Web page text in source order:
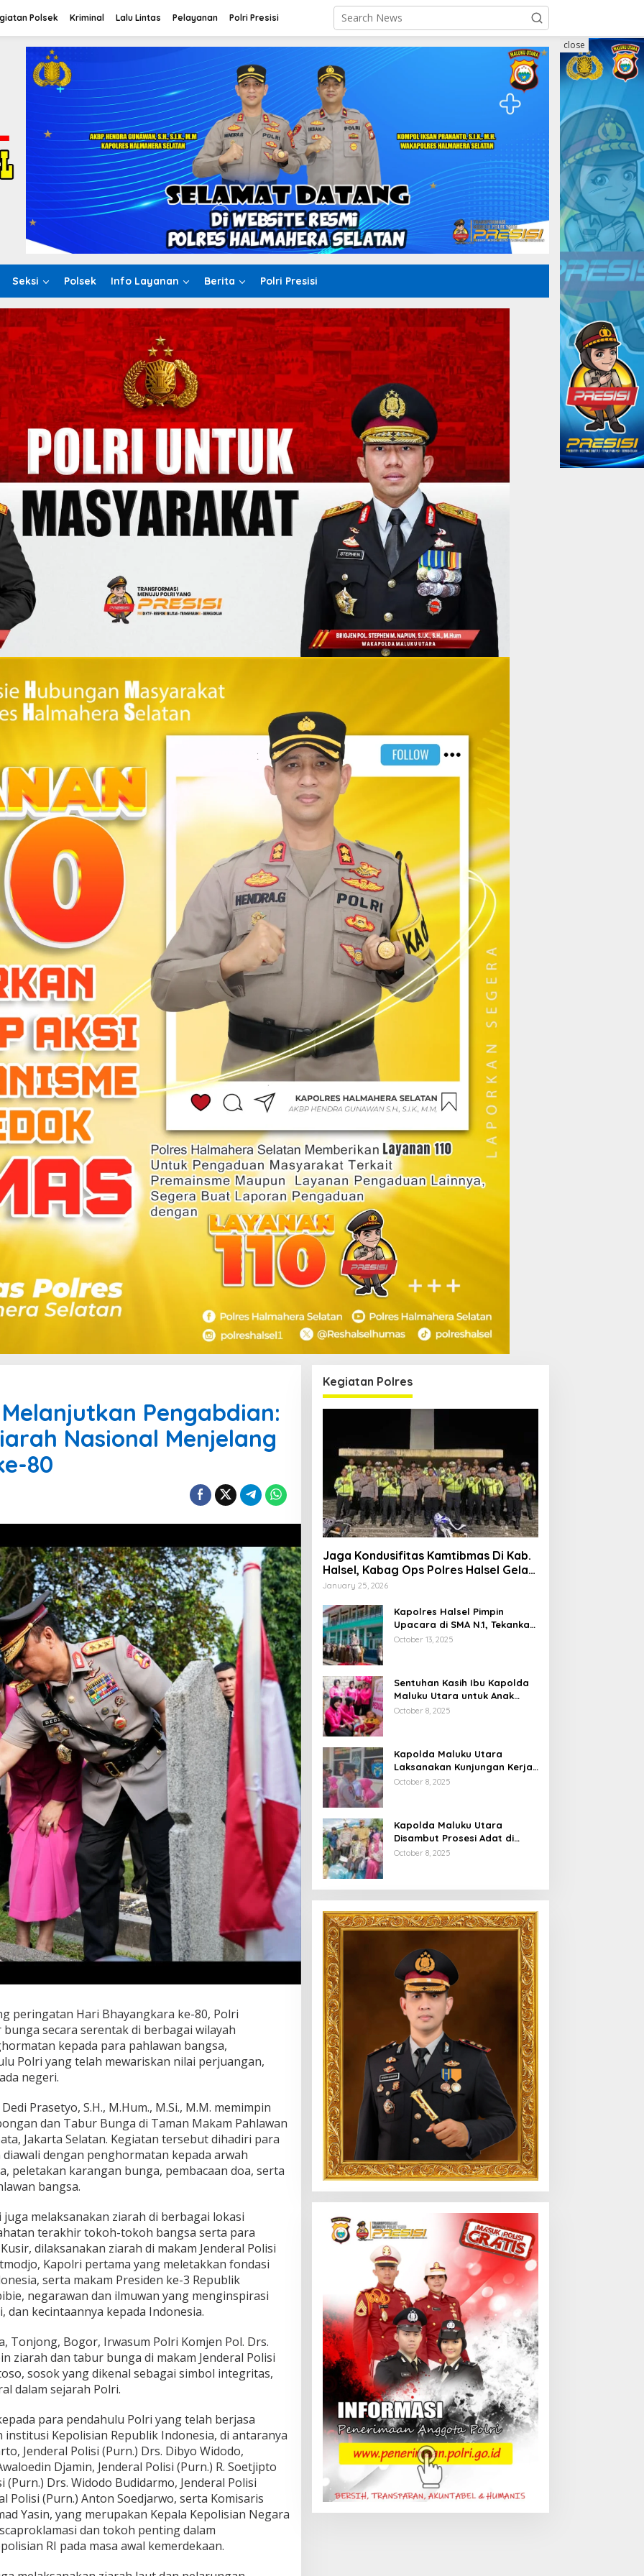
Polsek Kriminal Lalu Lintas Pelayanan Polri Presisi
Seksi Polsek Info Layanan Berita Polri Presisi
close
Pengabdian:
Nasional Menjelang
80
peringatan Hari Bhayangkara ke-80, Polri
secara serentak di berbagai wilayah
kepada para pahlawan bangsa,
Polri yang telah mewariskan nilai perjuangan,
negeri.
Prasetyo, S.H., M.Hum., M.Si., M.M. memimpin
dan Tabur Bunga di Taman Makam Pahlawan
Jakarta Selatan. Kegiatan tersebut dihadiri para
dengan penghormatan kepada arwah
peletakan karangan bunga, pembacaan doa, serta
bangsa.
melaksanakan ziarah di berbagai lokasi
terakhir tokoh-tokoh bangsa serta para
dilaksanakan ziarah di makam Jenderal Polisi
Kapolri pertama yang meletakkan fondasi
serta makam Presiden ke-3 Republik
negarawan dan ilmuwan yang menginspirasi
dan kecintaannya kepada Indonesia.
Tonjong, Bogor, Irwasum Polri Komjen Pol. Drs.
ziarah dan tabur bunga di makam Jenderal Polisi
sosok yang dikenal sebagai simbol integritas,
dalam sejarah Polri.
para pendahulu Polri yang telah berjasa
Kepolisian Republik Indonesia, di antaranya
Jenderal Polisi (Purn.) Drs. Dibyo Widodo,
Djamin, Jenderal Polisi (Purn.) R. Soetjipto
(Purn.) Drs. Widodo Budidarmo, Jenderal Polisi
Polisi (Purn.) Anton Soedjarwo, serta Komisaris
Yasin, yang merupakan Kepala Kepolisian Negara
dan tokoh penting dalam
RI pada masa awal kemerdekaan.
Kegiatan Polres
Jaga Kondusifitas Kamtibmas Di Kab.
Halsel, Kabag Ops Polres Halsel Gelar
Patroli Cipta Kondisi
January 25, 2026
Kapolres Halsel Pimpin
Upacara di SMA N.1, Tekankan
Disiplin Dan Keselamatan
October 13, 2025
Sentuhan Kasih Ibu Kapolda
Maluku Utara untuk Anak
Penyandang Hidrosefalus di
October 8, 2025
Kapolda Maluku Utara
Laksanakan Kunjungan Kerja
Di Polres Halsel
October 8, 2025
Kapolda Maluku Utara
Disambut Prosesi Adat di
Bumi Saruma
October 8, 2025